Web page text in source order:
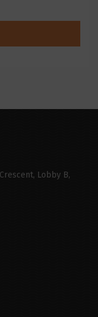
Lobby B,